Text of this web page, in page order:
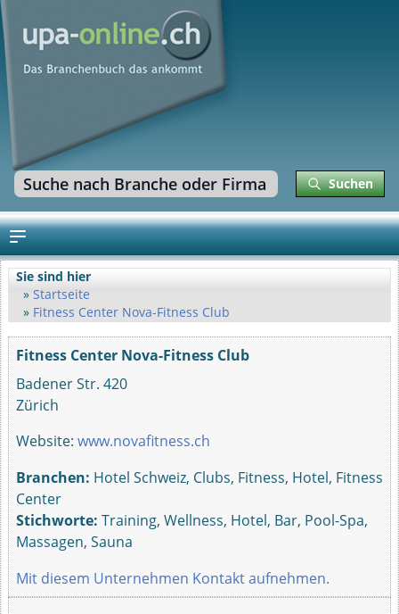
Suchen
Sie sind hier
Startseite
Fitness Center Nova-Fitness Club
Fitness Center Nova-Fitness Club
Badener Str. 420
Zürich
Website: www.novafitness.ch
Branchen: Hotel Schweiz, Clubs, Fitness, Hotel, Fitness
Center
Stichworte: Training, Wellness, Hotel, Bar, Pool-Spa,
Massagen, Sauna
Mit diesem Unternehmen Kontakt aufnehmen.